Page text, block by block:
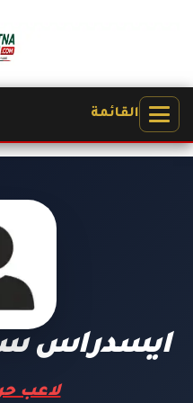
القائمة
ايسدراس
لاعب